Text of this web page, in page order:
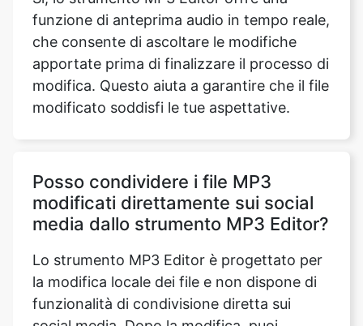
modifica. Questo aiuta a garantire che il file
modificato soddisfi le tue aspettative.
Posso condividere i file MP3
Lo strumento MP3 Editor è progettato per
la modifica locale dei file e non dispone di
funzionalità di condivisione diretta sui
social media. Dopo la modifica, puoi
scaricare il file e condividerlo manualmente
sulle tue piattaforme di social media
preferite.